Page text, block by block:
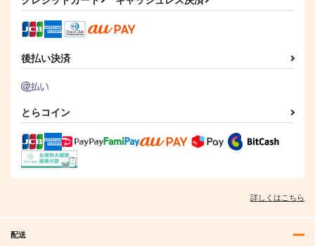
後払い決済
とらコイン
詳しくはこちら
配送